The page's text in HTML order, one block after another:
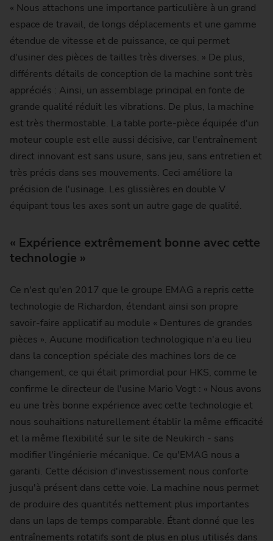
« Nous attachons une importance particulière à un grand
espace de travail, de longs déplacements et une gamme
étendue de vitesse et de puissance, ce qui permet
d'usiner des pièces de tailles très diverses. » De plus,
différents détails de conception de la machine sont très
appréciés : Ainsi, un assemblage principal en fonte de
grande qualité réduit les vibrations. De plus, la machine
est très thermostable. La table porte-pièce équipée d'un
moteur couple est elle aussi décisive, car l'entraînement
direct innovant est sans usure, sans jeu, sans entretien et
très précis dans ses mouvements. Ceci améliore la
précision de l'usinage. Les glissières en double V
équipant tous les axes sont un autre gage de qualité.
« Expérience extrêmement bonne avec cette
technologie »
Ce n'est qu'en 2017 que le groupe EMAG a repris cette
technologie de Richardon, étendant ainsi son propre
savoir-faire applicatif au module « Dentures de grandes
pièces ». Aucune modification technologique n'a eu lieu
dans la conception spéciale des machines lors de ce
changement, ce qui était primordial pour HKS, comme le
confirme le directeur de l'usine Mario Vogt : « Nous avons
eu une très bonne expérience avec cette technologie et
nous souhaitions naturellement établir la même efficacité
et la même flexibilité sur le site de Neukirch - sans
modifier l'ingénierie mécanique. Ce qu'EMAG nous a
garanti. Cette décision d'investissement nous conforte
jusqu'à présent dans cette voie. La machine nous permet
de produire des quantités nettement plus importantes
dans un laps de temps comparable. Étant donné que les
entraînements rotatifs sont de plus en plus utilisés dans